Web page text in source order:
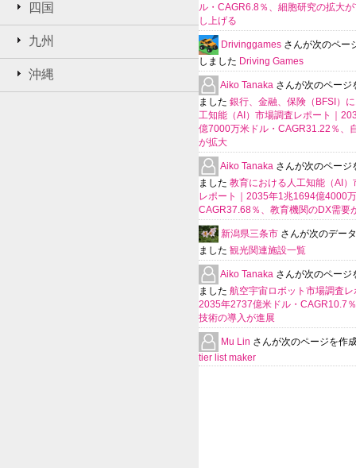
四国
九州
沖縄
ル・CAGR6.8％、細胞研究の拡大
し上げる
Drivinggames さんが次のペー
しました Driving Games
Aiko Tanaka さんが次のページ
ました 銀行、金融、保険（BFSI）
工知能（AI）市場調査レポート｜
億7000万米ドル・CAGR31.22％、
が拡大
Aiko Tanaka さんが次のページ
ました 教育における人工知能（AI）
レポート｜2035年1兆1694億4000
CAGR37.68％、教育機関のDX需要
新潟県三条市 さんが次のデー
ました 観光関連施設一覧
Aiko Tanaka さんが次のページ
ました 航空宇宙ロボット市場調査レ
2035年2737億米ドル・CAGR10.7
技術の導入が進展
Mu Lin さんが次のページを作
tier list maker